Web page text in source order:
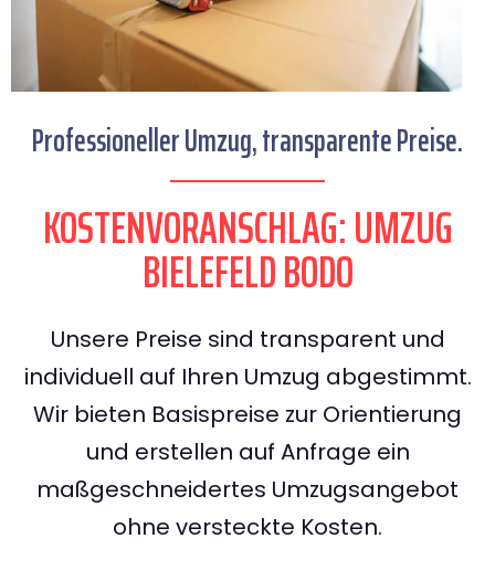
Professioneller Umzug, transparente Preise.
KOSTENVORANSCHLAG: UMZUG
BIELEFELD BODO
Unsere Preise sind transparent und
individuell auf Ihren Umzug abgestimmt.
Wir bieten Basispreise zur Orientierung
und erstellen auf Anfrage ein
maßgeschneidertes Umzugsangebot
ohne versteckte Kosten.